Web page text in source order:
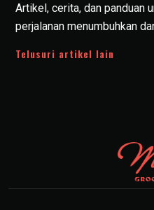
Artikel, cerita, dan panduan
perjalanan menumbuhkan
Telusuri artikel lain